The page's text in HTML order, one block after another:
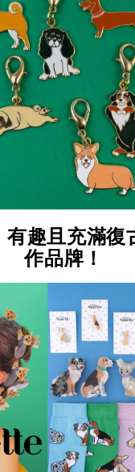
有趣且充滿復
作品牌！